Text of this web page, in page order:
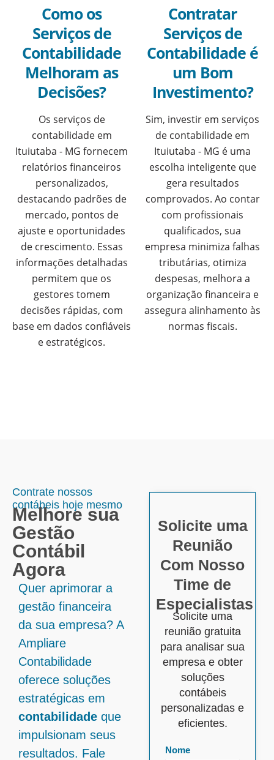
Como os
Serviços de
Contabilidade
Melhoram as
Decisões?
Os serviços de
contabilidade em
Ituiutaba - MG fornecem
relatórios financeiros
personalizados,
destacando padrões de
mercado, pontos de
ajuste e oportunidades
de crescimento. Essas
informações detalhadas
permitem que os
gestores tomem
decisões rápidas, com
base em dados confiáveis
e estratégicos.
Contratar
Serviços de
Contabilidade é
um Bom
Investimento?
Sim, investir em serviços
de contabilidade em
Ituiutaba - MG é uma
escolha inteligente que
gera resultados
comprovados. Ao contar
com profissionais
qualificados, sua
empresa minimiza falhas
tributárias, otimiza
despesas, melhora a
organização financeira e
assegura alinhamento às
normas fiscais.
Contrate nossos
contábeis hoje mesmo
Melhore sua
Gestão
Contábil
Agora
Quer aprimorar a
gestão financeira
da sua empresa? A
Ampliare
Contabilidade
oferece soluções
estratégicas em
contabilidade que
impulsionam seus
resultados. Fale
Solicite uma
Reunião
Com Nosso
Time de
Especialistas
Solicite uma
reunião gratuita
para analisar sua
empresa e obter
soluções
contábeis
personalizadas e
eficientes.
Nome